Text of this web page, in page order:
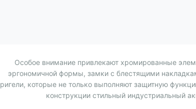
Особое внимание привлекают хромированные
эргономичной формы, замки с блестящими
ригели, которые не только выполняют защитную
конструкции стильный индустриальный